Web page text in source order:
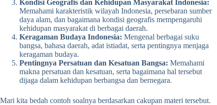
Kondisi Geografis dan Kehidupan Masyarakat Indonesia:
Memahami karakteristik wilayah Indonesia, persebaran sumber
daya alam, dan bagaimana kondisi geografis mempengaruhi
kehidupan masyarakat di berbagai daerah.
Keragaman Budaya Indonesia: Mengenal berbagai suku
bangsa, bahasa daerah, adat istiadat, serta pentingnya menjaga
keragaman budaya.
Pentingnya Persatuan dan Kesatuan Bangsa: Memahami
makna persatuan dan kesatuan, serta bagaimana hal tersebut
dijaga dalam kehidupan berbangsa dan bernegara.
Mari kita bedah contoh soalnya berdasarkan cakupan materi tersebut.